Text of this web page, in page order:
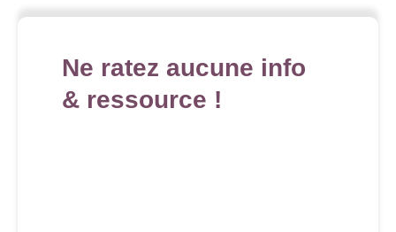
Ne ratez aucune info
& ressource !